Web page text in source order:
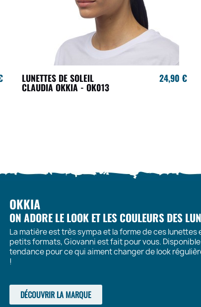
LUNETTES DE SOLEIL
CLAUDIA OKKIA - OK013
24,90 €
OKKIA
ON ADORE LE LOOK ET LES COULEURS DES
La matière est très sympa et la forme de ces
petits formats, Giovanni est fait pour vous.
tendance pour ce qui aiment changer de look
!
DÉCOUVRIR LA MARQUE